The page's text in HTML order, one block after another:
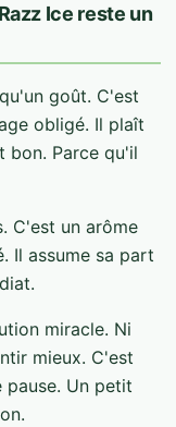
Ice reste un
goût. C'est
obligé. Il plaît
bon. Parce qu'il
C'est un arôme
Il assume sa part
miracle. Ni
mieux. C'est
pause. Un petit